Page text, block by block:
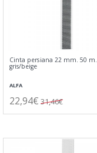
Cinta persiana 22 mm. 50 m.
gris/beige
ALFA
22,94€ 31,46€